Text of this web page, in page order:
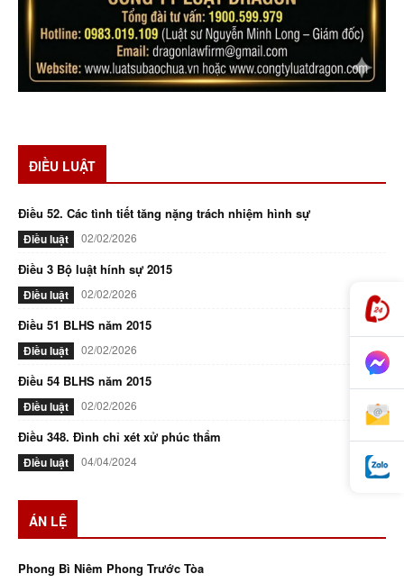
ĐIỀU LUẬT
Điều 52. Các tình tiết tăng nặng trách nhiệm hình sự
Điều luật 02/02/2026
Điều 3 Bộ luật hính sự 2015
Điều luật 02/02/2026
Điều 51 BLHS năm 2015
Điều luật 02/02/2026
Điều 54 BLHS năm 2015
Điều luật 02/02/2026
Điều 348. Đình chỉ xét xử phúc thẩm
Điều luật 04/04/2024
ÁN LỆ
Phong Bì Niêm Phong Trước Tòa